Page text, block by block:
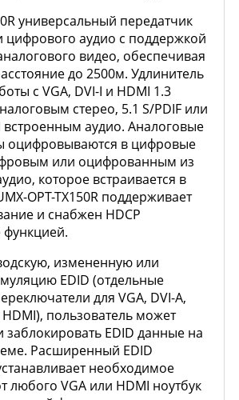
универсальный передатчик
цифрового аудио с поддержкой
видео, обеспечивая
до 2500м. Удлинитель
с VGA, DVI-I и HDMI 1.3
стерео, 5.1 S/PDIF или
встроенным аудио. Аналоговые
оцифровываются в цифровые
или оцифрованным из
которое встраивается в
OPT-TX150R поддерживает
и снабжен HDCP
измененную или
EDID (отдельные
для VGA, DVI-A,
пользователь может
заблокировать EDID данные на
Расширенный EDID
необходимое
любого VGA или HDMI ноутбук